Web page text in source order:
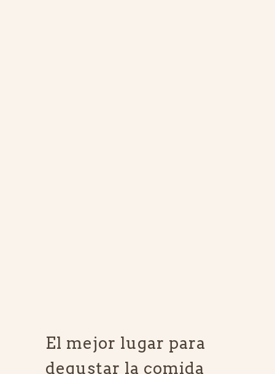
El mejor lugar para
degustar la comida